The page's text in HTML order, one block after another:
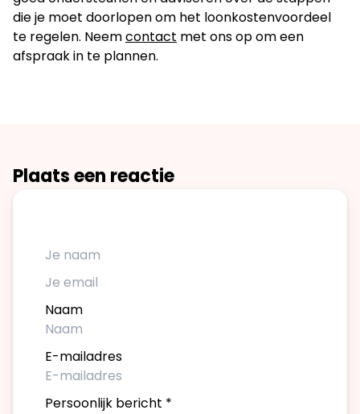
die je moet doorlopen om het loonkostenvoordeel
te regelen. Neemcontact met ons op om een
afspraak in te plannen.
Plaats een reactie
Naam
E-mailadres
Persoonlijk bericht *